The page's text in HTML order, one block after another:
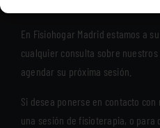
En Fisiohogar Madrid estamos a
cualquier consulta sobre
agendar su próxima sesión.
Si desea ponerse en contacto
una sesión de fisioterapia, o para